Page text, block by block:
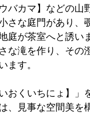
バカマ】などの山
さな庭門があり、
庭が茶室へと誘い
な滝を作り、その
ます。
おくいちにょ】」
、見事な空間美を